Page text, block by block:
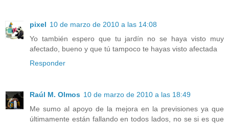
pixel 10 de marzo de 2010 a las 14:08
Yo también espero que tu jardín no se haya visto muy
afectado, bueno y que tú tampoco te hayas visto afectada
Responder
Raúl M. Olmos 10 de marzo de 2010 a las 18:49
Me sumo al apoyo de la mejora en la previsiones ya que
últimamente están fallando en todos lados, no se si es que